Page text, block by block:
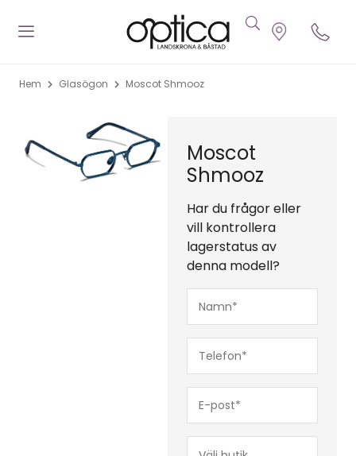
Hem Glasögon Moscot Shmooz
Moscot
Shmooz
Har du frågor eller
vill kontrollera
lagerstatus av
denna modell?
post*
(Obligatoriskt)